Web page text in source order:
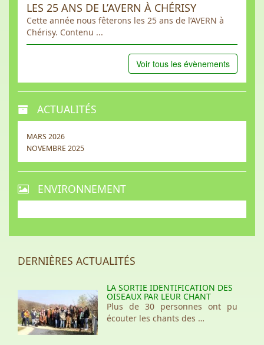
LES 25 ANS DE L’AVERN À CHÉRISY
Cette année nous fêterons les 25 ans de l’AVERN à
Chérisy. Contenu ...
Voir tous les évènements
ACTUALITÉS
MARS 2026
NOVEMBRE 2025
ENVIRONNEMENT
DERNIÈRES ACTUALITÉS
LA SORTIE IDENTIFICATION DES
OISEAUX PAR LEUR CHANT
Plus de 30 personnes ont pu
écouter les chants des …